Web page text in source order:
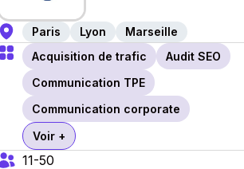
Paris Lyon
Marseille
Acquisition de trafic
Audit SEO
Communication TPE
Communication corporate
Voir +
11-50